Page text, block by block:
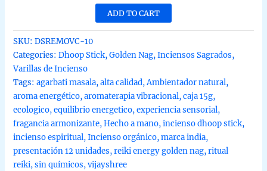
stick
Reiki
Energy
Golden
Nag
Masala
orgánico
Vijayshree
de
ADD TO CART
SKU:DSREMOVC-10
Categories:Dhoop Stick,Golden Nag,Inciensos Sagrados,
Varillas de Incienso
Tags:agarbati masala,alta calidad,Ambientador natural,
aroma energético,aromaterapia vibracional,caja 15g,
ecologico,equilibrio energetico,experiencia sensorial,
fragancia armonizante,Hecho a mano,incienso dhoop stick,
incienso espiritual,Incienso orgánico,marca india,
presentación 12 unidades,reiki energy golden nag,ritual
reiki,sin químicos,vijayshree